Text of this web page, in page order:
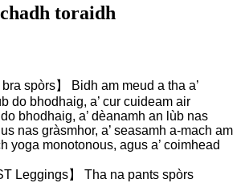
toraidh
bra spòrs】 Bidh am meud a tha a’
do bhodhaig, a’ cur cuideam air
bhodhaig, a’ dèanamh an lùb nas
nas gràsmhor, a’ seasamh a-mach am
yoga monotonous, agus a’ coimhead
Leggings】 Tha na pants spòrs